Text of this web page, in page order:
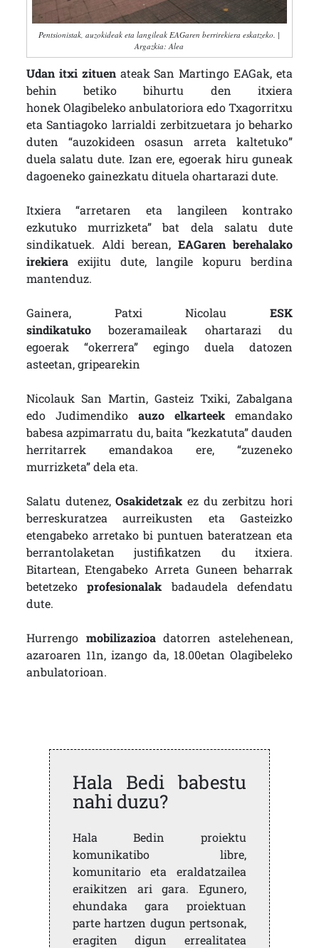
Pentsionistak, auzokideak eta langileak EAGaren berrirekiera eskatzeko. |
Argazkia: Alea
Udan itxi zituenateak San Martingo EAGak, eta
behin betiko bihurtu den itxiera
honek Olagibeleko anbulatoriora edo Txagorritxu
eta Santiagoko larrialdi zerbitzuetara jo beharko
duten “auzokideen osasun arreta kaltetuko”
duela salatu dute. Izan ere, egoerak hiru guneak
dagoeneko gainezkatu dituela ohartarazi dute.
Itxiera “arretaren eta langileen kontrako
ezkutuko murrizketa” bat dela salatu dute
sindikatuek. Aldi berean,EAGaren berehalako
irekieraexijitu dute, langile kopuru berdina
mantenduz.
Gainera, Patxi NicolauESK
sindikatukobozeramaileak ohartarazi du
egoerak “okerrera” egingo duela datozen
asteetan, gripearekin
Nicolauk San Martin, Gasteiz Txiki, Zabalgana
edo Judimendiko auzo elkarteek emandako
babesa azpimarratu du, baita “kezkatuta” dauden
herritarrek emandakoa ere, “zuzeneko
murrizketa” dela eta.
Salatu dutenez,Osakidetzak ez du zerbitzu hori
berreskuratzea aurreikusten eta Gasteizko
etengabeko arretako bi puntuen bateratzean eta
berrantolaketan justifikatzen du itxiera.
Bitartean, Etengabeko Arreta Guneen beharrak
betetzekoprofesionalak badaudela defendatu
dute.
Hurrengo mobilizazioadatorren astelehenean,
azaroaren 11n, izango da, 18.00etan Olagibeleko
anbulatorioan.
Hala Bedi babestu
nahi duzu?
Hala Bedin proiektu
komunikatibo libre,
komunitario eta eraldatzailea
eraikitzen ari gara. Egunero,
ehundaka gara proiektuan
parte hartzen dugun pertsonak,
eragiten digun errealitatea